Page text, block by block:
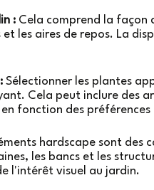
: Cela comprend la façon
et les aires de repos. La
Sélectionner les plantes
Cela peut inclure des
fonction des
hardscape sont des
les bancs et les
l'intérêt visuel au jardin.